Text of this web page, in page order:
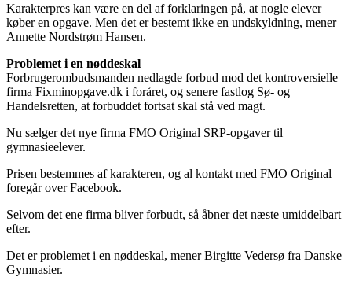
Karakterpres kan være en del af forklaringen på, at nogle elever
køber en opgave. Men det er bestemt ikke en undskyldning, mener
Annette Nordstrøm Hansen.
Problemet i en nøddeskal
Forbrugerombudsmanden nedlagde forbud mod det kontroversielle
firma Fixminopgave.dk i foråret, og senere fastlog Sø- og
Handelsretten, at forbuddet fortsat skal stå ved magt.
Nu sælger det nye firma FMO Original SRP-opgaver til
gymnasieelever.
Prisen bestemmes af karakteren, og al kontakt med FMO Original
foregår over Facebook.
Selvom det ene firma bliver forbudt, så åbner det næste umiddelbart
efter.
Det er problemet i en nøddeskal, mener Birgitte Vedersø fra Danske
Gymnasier.